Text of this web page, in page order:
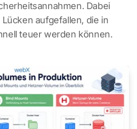
Dabei
aufgefallen, die in
teuer werden können.